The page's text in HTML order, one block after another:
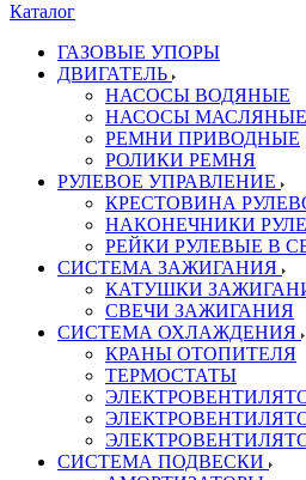
Каталог
ГАЗОВЫЕ УПОРЫ
ДВИГАТЕЛЬ
НАСОСЫ ВОДЯНЫЕ
НАСОСЫ МАСЛЯНЫЕ
РЕМНИ ПРИВОДНЫЕ
РОЛИКИ РЕМНЯ
РУЛЕВОЕ УПРАВЛЕНИЕ
КРЕСТОВИНА
НАКОНЕЧНИКИ
РЕЙКИ РУЛЕВЫЕ В
СИСТЕМА ЗАЖИГАНИЯ
КАТУШКИ
СВЕЧИ ЗАЖИГАНИЯ
СИСТЕМА ОХЛАЖДЕНИЯ
КРАНЫ ОТОПИТЕЛЯ
ТЕРМОСТАТЫ
СИСТЕМА ПОДВЕСКИ